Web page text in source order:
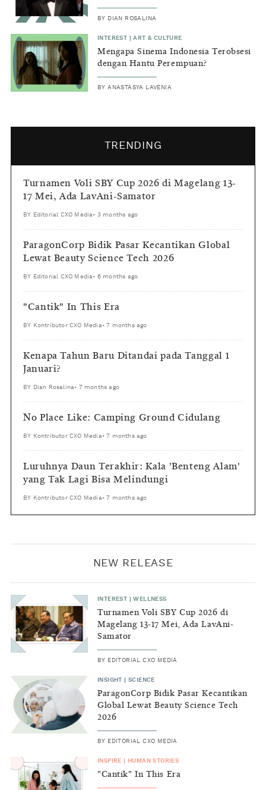
BY DIAN ROSALINA
INTEREST |ART & CULTURE
Mengapa Sinema Indonesia Terobsesi
dengan Hantu Perempuan?
BYANASTASYA LAVENIA
TRENDING
Turnamen Voli SBY Cup 2026 di Magelang 13-
17 Mei, Ada LavAni-Samator
BY Editorial CXO Media • 3 months ago
ParagonCorp Bidik Pasar Kecantikan Global
Lewat Beauty Science Tech 2026
BY Editorial CXO Media • 6 months ago
"Cantik" In This Era
BY Kontributor CXO Media •7 months ago
Kenapa Tahun Baru Ditandai pada Tanggal 1
Januari?
BY Dian Rosalina • 7 months ago
No Place Like: Camping Ground Cidulang
BY Kontributor CXO Media •7 months ago
Luruhnya Daun Terakhir: Kala 'Benteng Alam'
yang Tak Lagi Bisa Melindungi
BY Kontributor CXO Media •7 months ago
NEW RELEASE
INTEREST |WELLNESS
Turnamen Voli SBY Cup 2026 di
Magelang 13-17 Mei, Ada LavAni-
Samator
BY EDITORIAL CXO MEDIA
INSIGHT |SCIENCE
ParagonCorp Bidik Pasar Kecantikan
Global Lewat Beauty Science Tech
2026
BY EDITORIAL CXO MEDIA
INSPIRE HUMAN STORIES
"Cantik" In This Era